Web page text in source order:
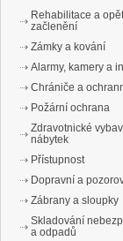
Rehabilitace a
začlenění
Zámky a kování
Alarmy, kamery a
Chrániče a
Požární ochrana
Zdravotnické
nábytek
Přístupnost
Dopravní a
Zábrany a sloupky
Skladování
a odpadů